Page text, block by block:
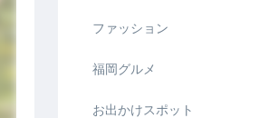
ファッション
福岡グルメ
お出かけスポット